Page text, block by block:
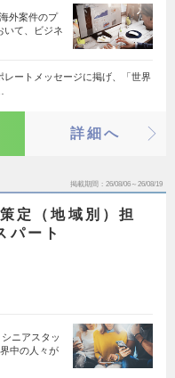
外案件のプ
いて、ビジネ
レートメッセージに掲げ、「世界
詳細へ
掲載期間 26/08/06～26/08/19
定（地域別）担
パート
ニアスタッ
中の人々が